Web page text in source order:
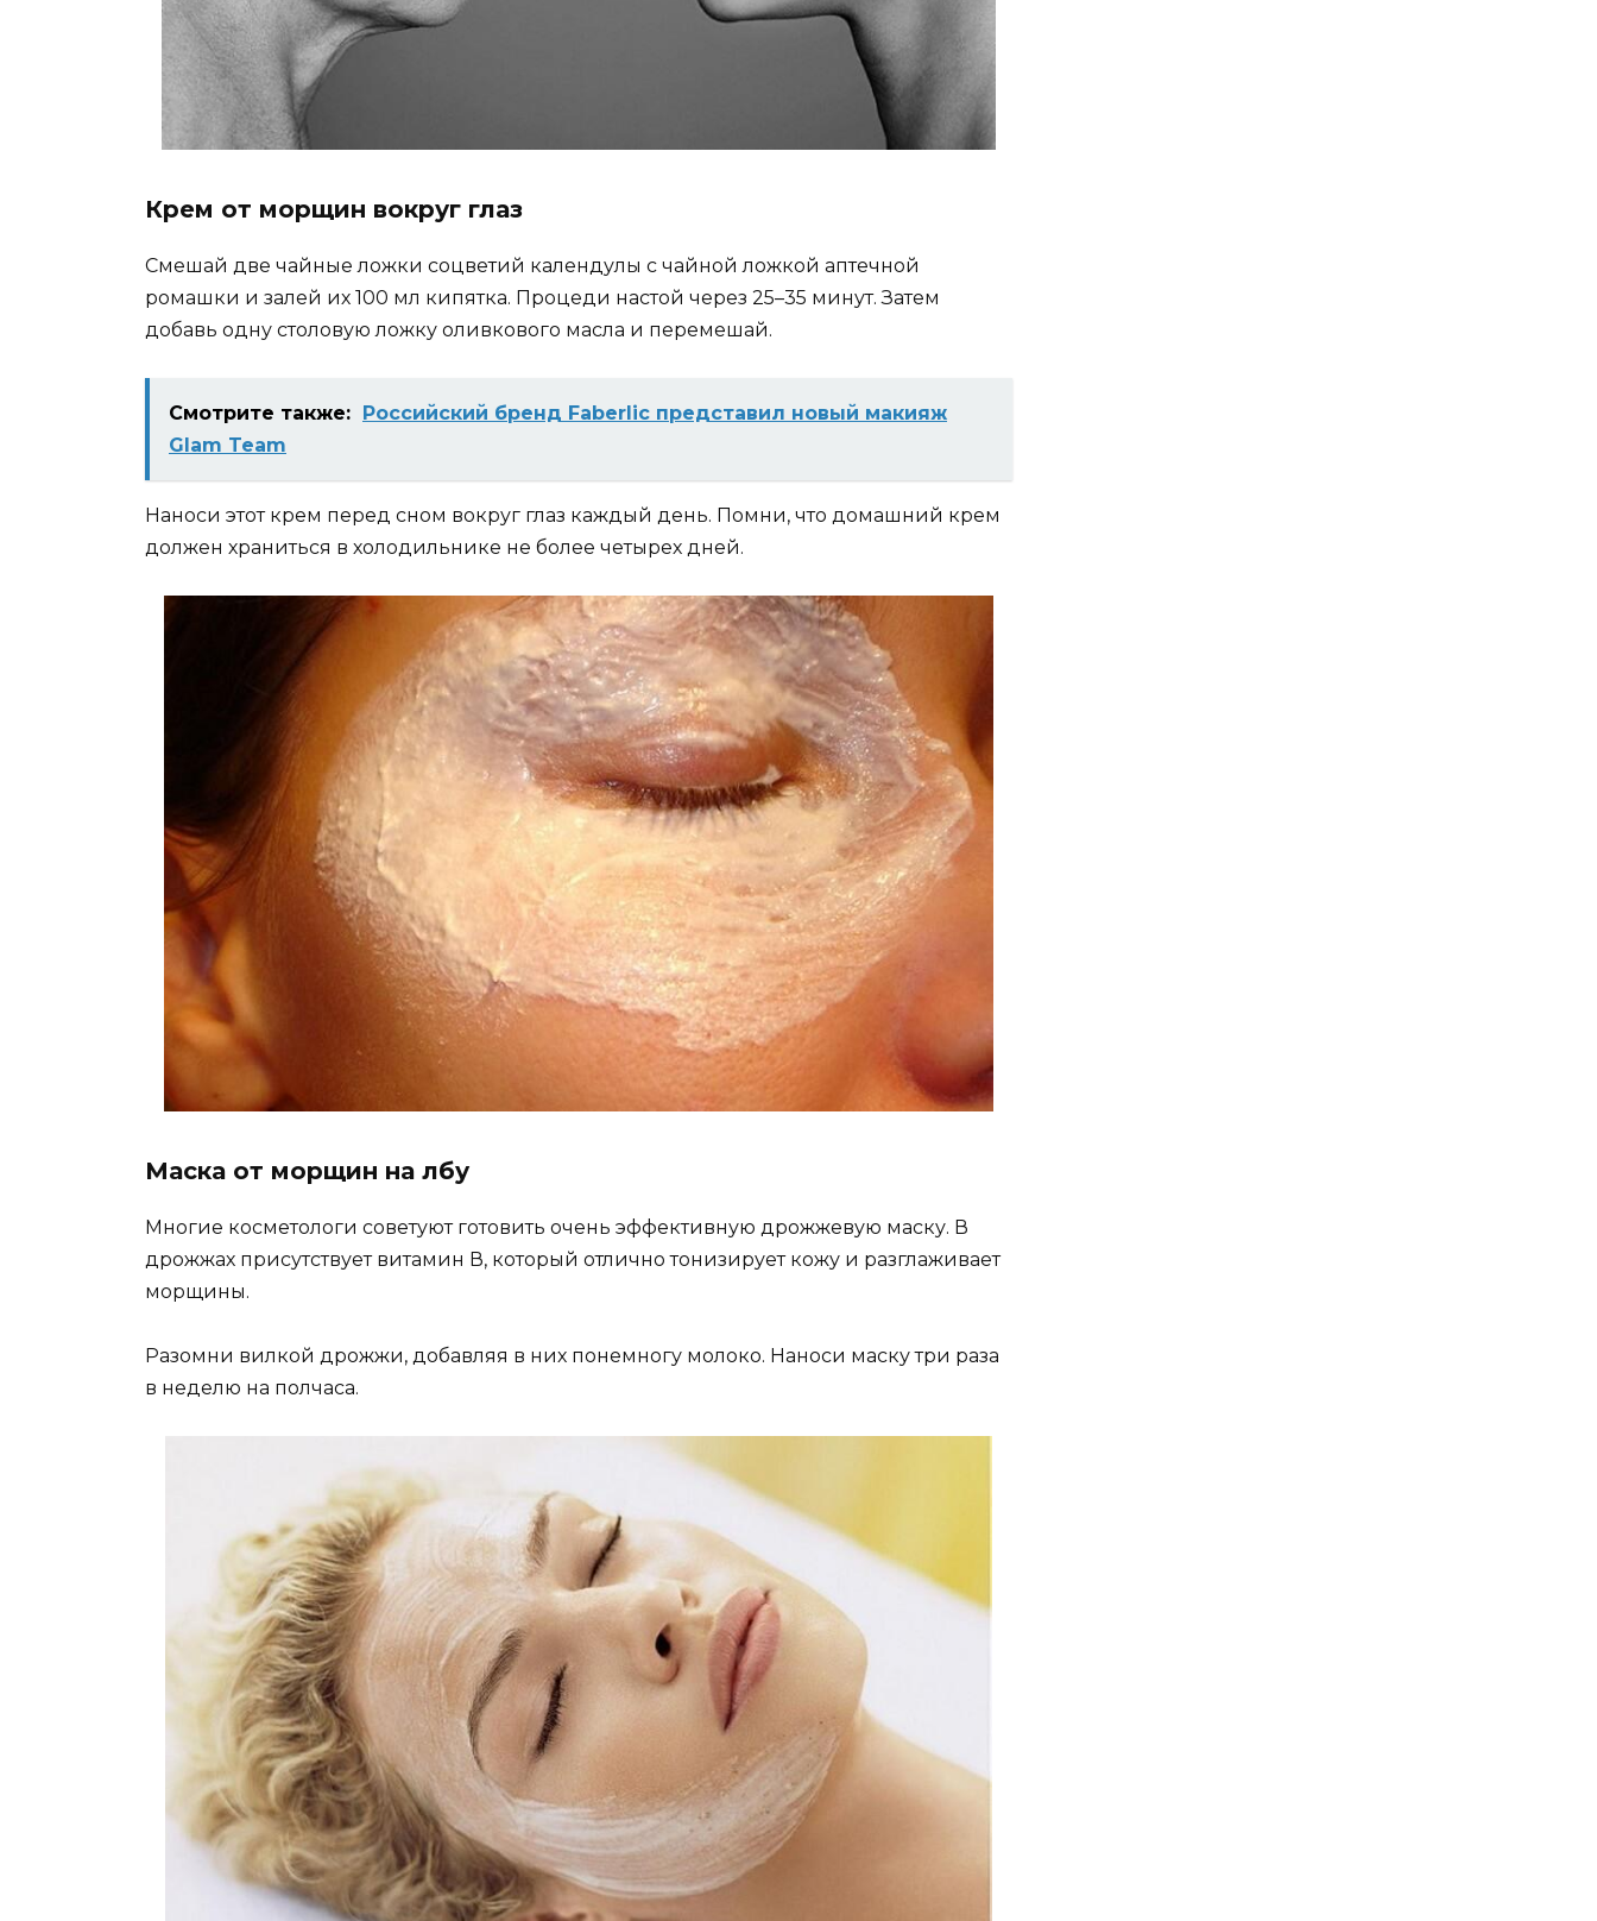
Крем от морщин вокруг глаз
Смешай две чайные ложки соцветий календулы с чайной ложкой аптечной
ромашки и залей их 100 мл кипятка. Процеди настой через 25–35 минут. Затем
добавь одну столовую ложку оливкового масла и перемешай.
Смотрите также: Российский бренд Faberlic представил новый макияж
Glam Team
Наноси этот крем перед сном вокруг глаз каждый день. Помни, что домашний крем
должен храниться в холодильнике не более четырех дней.
Маска от морщин на лбу
Многие косметологи советуют готовить очень эффективную дрожжевую маску. В
дрожжах присутствует витамин В, который отлично тонизирует кожу и разглаживает
морщины.
Разомни вилкой дрожжи, добавляя в них понемногу молоко. Наноси маску три раза
в неделю на полчаса.